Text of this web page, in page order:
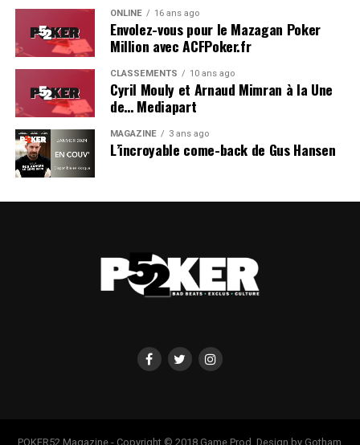
ONLINE 16 ans ago
Envolez-vous pour le Mazagan Poker
Million avec ACFPoker.fr
CLASSEMENTS 10 ans ago
Cyril Mouly et Arnaud Mimran à la Une
de… Mediapart
MAGAZINE 3 ans ago
L’incroyable come-back de Gus Hansen
POKER52 Magazine - Copyright © 2018 Game Prod. Design by Gotham